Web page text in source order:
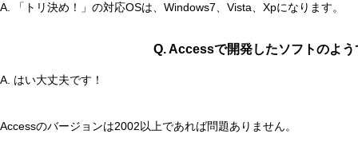
A. 「トリ決め！」の対応OSは、Windows7、Vista、Xpになります。
Q. Accessで開発したソフトのよ
A. はい大丈夫です！
Accessのバージョンは2002以上であれば問題ありません。